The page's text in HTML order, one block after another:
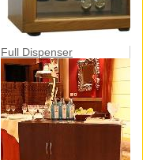
Full Dispenser